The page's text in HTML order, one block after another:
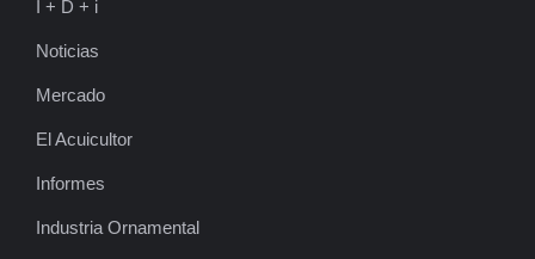
I + D + i
Noticias
Mercado
El Acuicultor
Informes
Industria Ornamental